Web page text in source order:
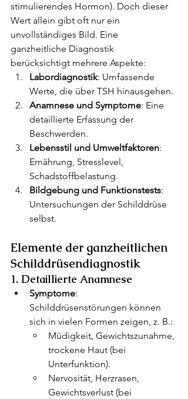
stimulierendes Hormon). Doch dieser
Wert allein gibt oft nur ein
unvollständiges Bild. Eine
ganzheitliche Diagnostik
berücksichtigt mehrere Aspekte:
Labordiagnostik: Umfassende
Werte, die über TSH hinausgehen.
Anamnese und Symptome: Eine
detaillierte Erfassung der
Beschwerden.
Lebensstil und Umweltfaktoren:
Ernährung, Stresslevel,
Schadstoffbelastung.
Bildgebung und Funktionstests:
Untersuchungen der Schilddrüse
selbst.
Elemente der ganzheitlichen
Schilddrüsendiagnostik
1. Detaillierte Anamnese
Symptome:
Schilddrüsenstörungen können
sich in vielen Formen zeigen, z. B.:
Müdigkeit, Gewichtszunahme,
trockene Haut (bei
Unterfunktion).
Nervosität, Herzrasen,
Gewichtsverlust (bei